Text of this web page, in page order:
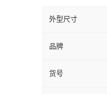
外型尺寸
品牌
货号